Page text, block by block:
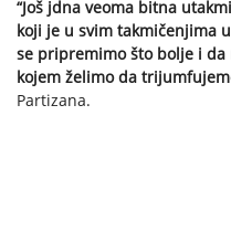
“Još jdna veoma bitna
koji je u svim takmičenjima
se pripremimo što bolje i
kojem želimo da
Partizana.